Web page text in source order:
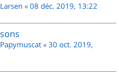
Larsen « 08 déc. 2019, 13:22
Papymuscat « 30 oct. 2019,